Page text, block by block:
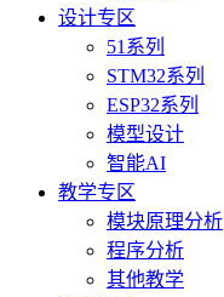
设计专区
51系列
STM32系列
ESP32系列
模型设计
智能AI
教学专区
模块原理分析
程序分析
其他教学